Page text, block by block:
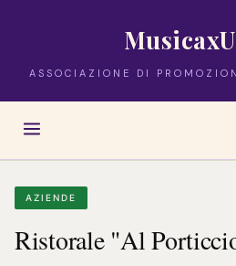
ASSOCIAZIONE DI
AZIENDE
Ristorale "Al